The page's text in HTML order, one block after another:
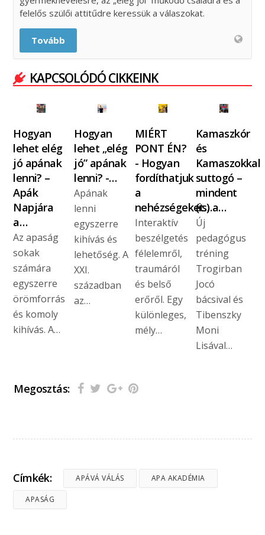
felelős szülői attitűdre keressük a válaszokat.
Tovább
KAPCSOLÓDÓ CIKKEINK
Hogyan
lehet elég
jó apának
lenni? –
Apák
Napjára
a…
Az apaság
sokak
számára
egyszerre
örömforrás
és komoly
kihívás. A…
Hogyan
lehet „elég
jó” apának
lenni? -…
Apának
lenni
egyszerre
kihívás és
lehetőség. A
XXI.
században
az…
MIÉRT
PONT ÉN?
- Hogyan
fordíthatjuk
a
nehézségeket…
Interaktív
beszélgetés
félelemről,
traumáról
és belső
erőről. Egy
különleges,
mély…
Kamaszkór
és
Kamaszokkal
suttogó –
mindent
(is) a…
Új
pedagógus
tréning
Trogirban
Jocó
bácsival és
Tibenszky
Moni
Lisával…
Megosztás:
Címkék: APÁVÁ VÁLÁS APA AKADÉMIA
APASÁG